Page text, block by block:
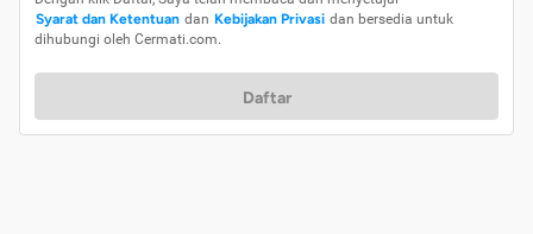
Syarat dan Ketentuan dan Kebijakan Privasi dan bersedia untuk
dihubungi oleh Cermati.com.
Daftar